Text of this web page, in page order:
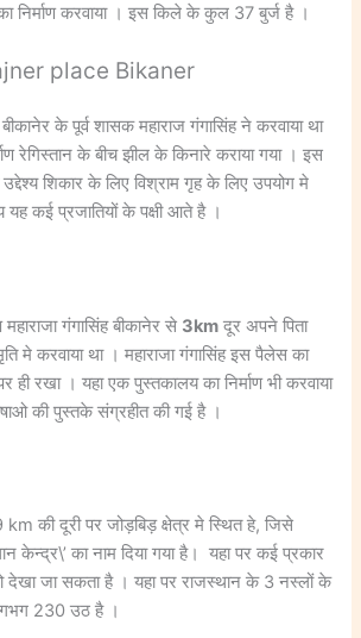
का निर्माण करवाया । इस किले के कुल 37 बुर्ज है ।
place Bikaner
के पूर्व शासक महाराज गंगासिंह ने करवाया था
रेगिस्तान के बीच झील के किनारे कराया गया । इस
शिकार के लिए विश्राम गृह के लिए उपयोग मे
कई प्रजातियों के पक्षी आते है ।
गंगासिंह बीकानेर से 3km दूर अपने पिता
मे करवाया था । महाराजा गंगासिंह इस पैलेस का
ही रखा । यहा एक पुस्तकालय का निर्माण भी करवाया
की पुस्तके संग्रहीत की गई है ।
की दूरी पर जोड़बिड़ क्षेत्र मे स्थित हे, जिसे
केन्‍द्र\’ का नाम दिया गया है। यहा पर कई प्रकार
देखा जा सकता है । यहा पर राजस्थान के 3 नस्लों के
230 उठ है ।